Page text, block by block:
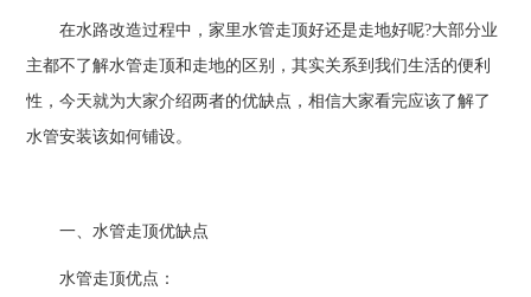
在水路改造过程中，家里水管走顶好还是走地好呢?大部分业
主都不了解水管走顶和走地的区别，其实关系到我们生活的便利
性，今天就为大家介绍两者的优缺点，相信大家看完应该了解了
水管安装该如何铺设。
一、水管走顶优缺点
水管走顶优点：